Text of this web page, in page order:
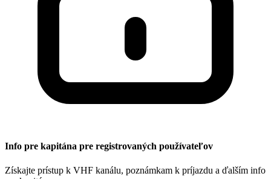
Info pre kapitána pre registrovaných používateľov
Získajte prístup k VHF kanálu, poznámkam k príjazdu a ďalším info